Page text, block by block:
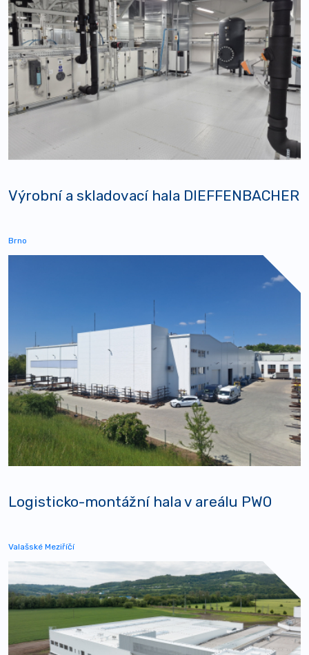
Výrobní a skladovací hala DIEFFENBACHER
Brno
Logisticko-montážní hala v areálu PWO
Valašské Meziříčí